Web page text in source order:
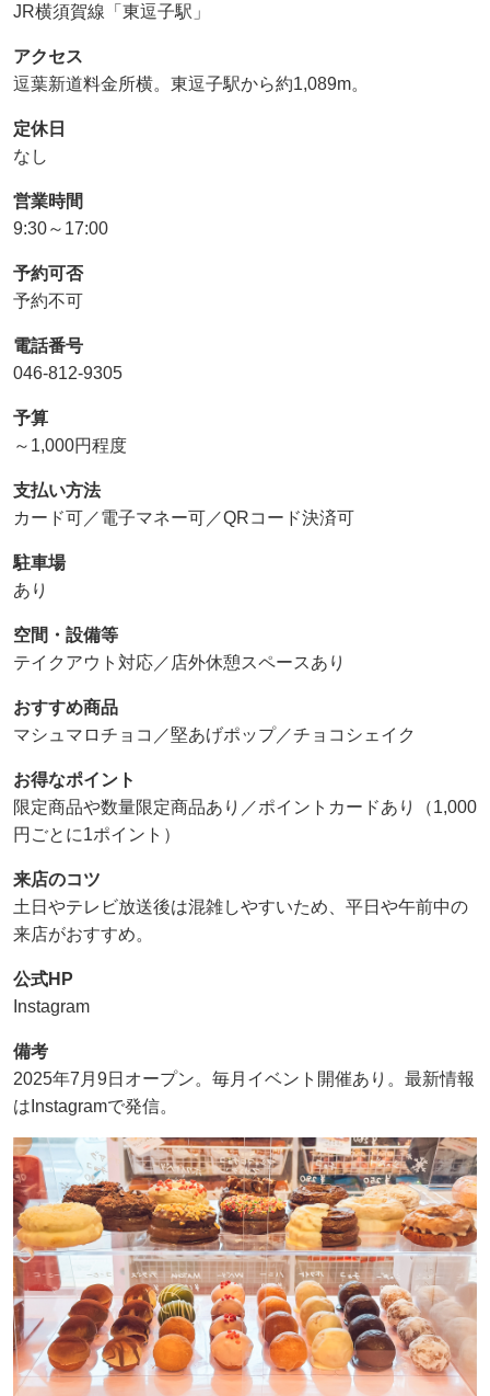
JR横須賀線「東逗子駅」
アクセス
逗葉新道料金所横。東逗子駅から約1,089m。
定休日
なし
営業時間
9:30～17:00
予約可否
予約不可
電話番号
046-812-9305
予算
～1,000円程度
支払い方法
カード可／電子マネー可／QRコード決済可
駐車場
あり
空間・設備等
テイクアウト対応／店外休憩スペースあり
おすすめ商品
マシュマロチョコ／堅あげポップ／チョコシェイク
お得なポイント
限定商品や数量限定商品あり／ポイントカードあり（1,000
円ごとに1ポイント）
来店のコツ
土日やテレビ放送後は混雑しやすいため、平日や午前中の
来店がおすすめ。
公式HP
Instagram
備考
2025年7月9日オープン。毎月イベント開催あり。最新情報
はInstagramで発信。